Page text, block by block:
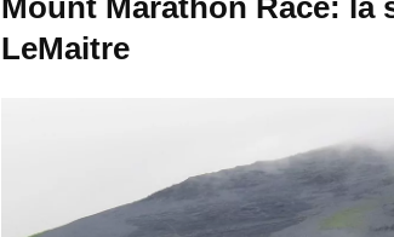
Mount Marathon Race: la
LeMaitre